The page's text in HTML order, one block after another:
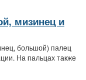
мизинец и
большой) палец
На пальцах также